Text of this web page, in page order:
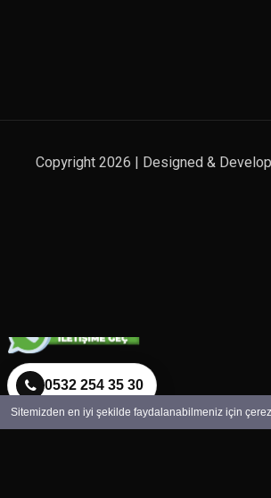
Sitemizden en iyi şekilde faydalanabilmeniz için
0532 254 35 30
Copyright 2026 | Designed &